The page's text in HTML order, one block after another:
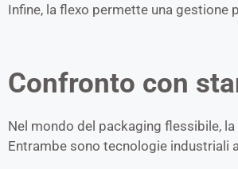
Infine, la flexo permette una
Confronto con
Nel mondo del packaging flessibile,
Entrambe sono tecnologie industriali